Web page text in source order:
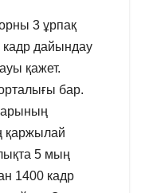
3 ұрпақ
дайындау
қажет.
бар.
қаржылай
5 мың
1400 кадр